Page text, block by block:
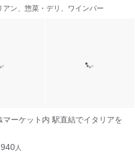
アン、惣菜・デリ、ワインバー
ーケット内 駅直結でイタリアを
人